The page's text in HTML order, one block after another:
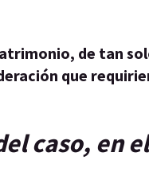
de tan
que
caso, en